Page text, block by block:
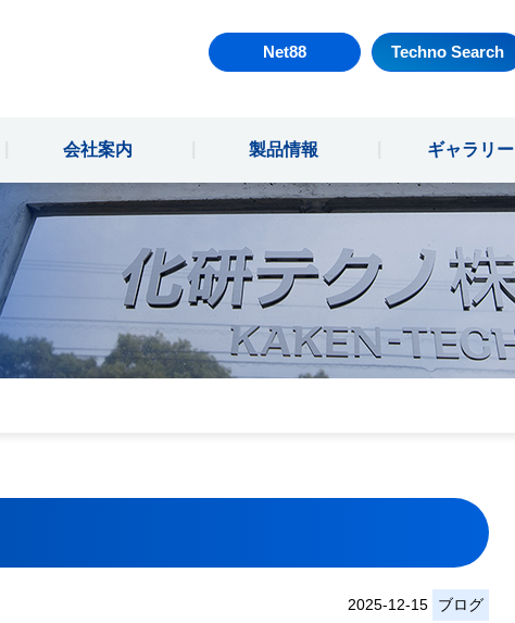
Net88 Techno Search
会社案内 製品情報 ギャラリー
2025-12-15 ブログ